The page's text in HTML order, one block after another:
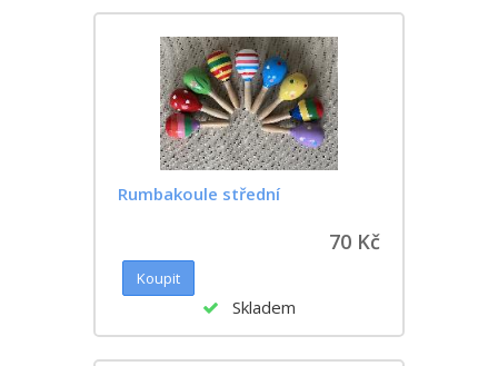
Rumbakoule střední
70 Kč
Skladem